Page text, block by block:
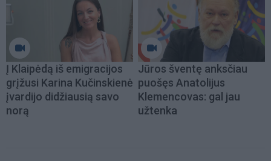
Į Klaipėdą iš emigracijos
grįžusi Karina Kučinskienė
įvardijo didžiausią savo
norą
Jūros šventę anksčiau
puošęs Anatolijus
Klemencovas: gal jau
užtenka